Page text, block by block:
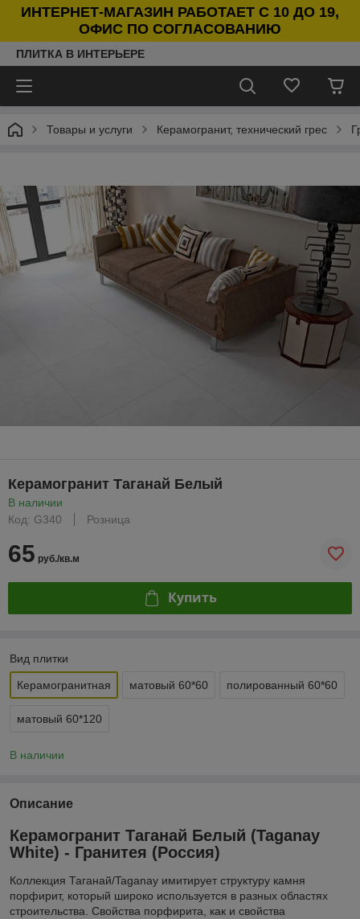
ИНТЕРНЕТ-МАГАЗИН РАБОТАЕТ С 10 ДО 19,
ОФИС ПО СОГЛАСОВАНИЮ
ПЛИТКА В ИНТЕРЬЕРЕ
Товары и услуги Керамогранит, технический грес
Керамогранит Таганай Белый
В наличии
Код: G340
Розница
65 руб./кв.м
Купить
Вид плитки
Керамогранитная матовый 60*60 полированный 60*60
матовый 60*120
В наличии
Описание
Керамогранит Таганай Белый (Taganay
White) - Гранитея (Россия)
Коллекция Таганай/Taganay имитирует структуру камня
порфирит, который широко используется в разных областях
строительства. Свойства порфирита, как и свойства